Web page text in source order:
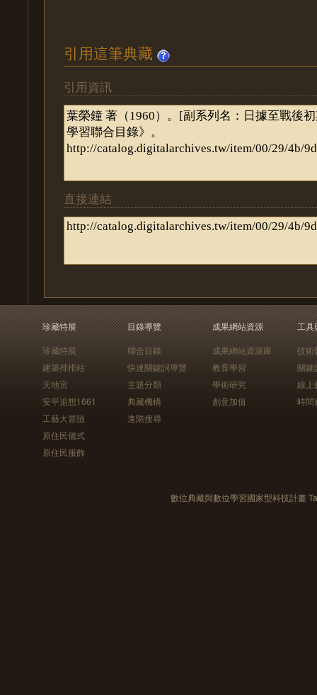
引用這筆典藏
引用資訊
直接連結
珍藏特展
珍藏特展
建築排排站
天地宮
安平追想1661
工藝大冒險
原住民儀式
原住民服飾
目錄導覽
聯合目錄
快速關鍵詞導覽
主題分類
典藏機構
進階搜尋
成果網站資源
成果網站資源庫
教育學習
學術研究
創意加值
工具
技術
關鍵
線上
時間
數位典藏與數位學習國家型科技計畫